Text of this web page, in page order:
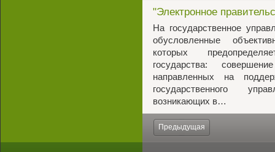
"Электронное
На государственное
обусловленные
которых
государства:
направленных на
государственного
возникающих в…
Предыдущая